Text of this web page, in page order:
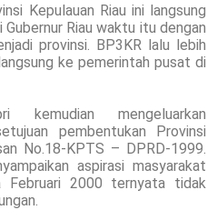
Kepulauan Riau ini langsung
Riau waktu itu dengan
provinsi. BP3KR lalu lebih
ke pemerintah pusat di
kemudian mengeluarkan
pembentukan Provinsi
No.18-KPTS – DPRD-1999.
aspirasi masyarakat
Februari 2000 ternyata tidak